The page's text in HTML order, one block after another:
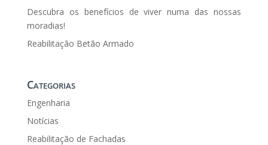
Descubra os benefícios de viver numa das nossas
moradias!
Reabilitação Betão Armado
Categorias
Engenharia
Notícias
Reabilitação de Fachadas